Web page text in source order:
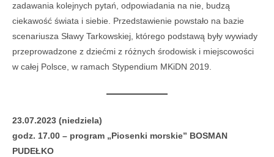
zadawania kolejnych pytań, odpowiadania na nie, budzą
ciekawość świata i siebie. Przedstawienie powstało na bazie
scenariusza Sławy Tarkowskiej, którego podstawą były wywiady
przeprowadzone z dziećmi z różnych środowisk i miejscowości
w całej Polsce, w ramach Stypendium MKiDN 2019.
23.07.2023 (niedziela)
godz. 17.00 – program „Piosenki morskie” BOSMAN
PUDEŁKO